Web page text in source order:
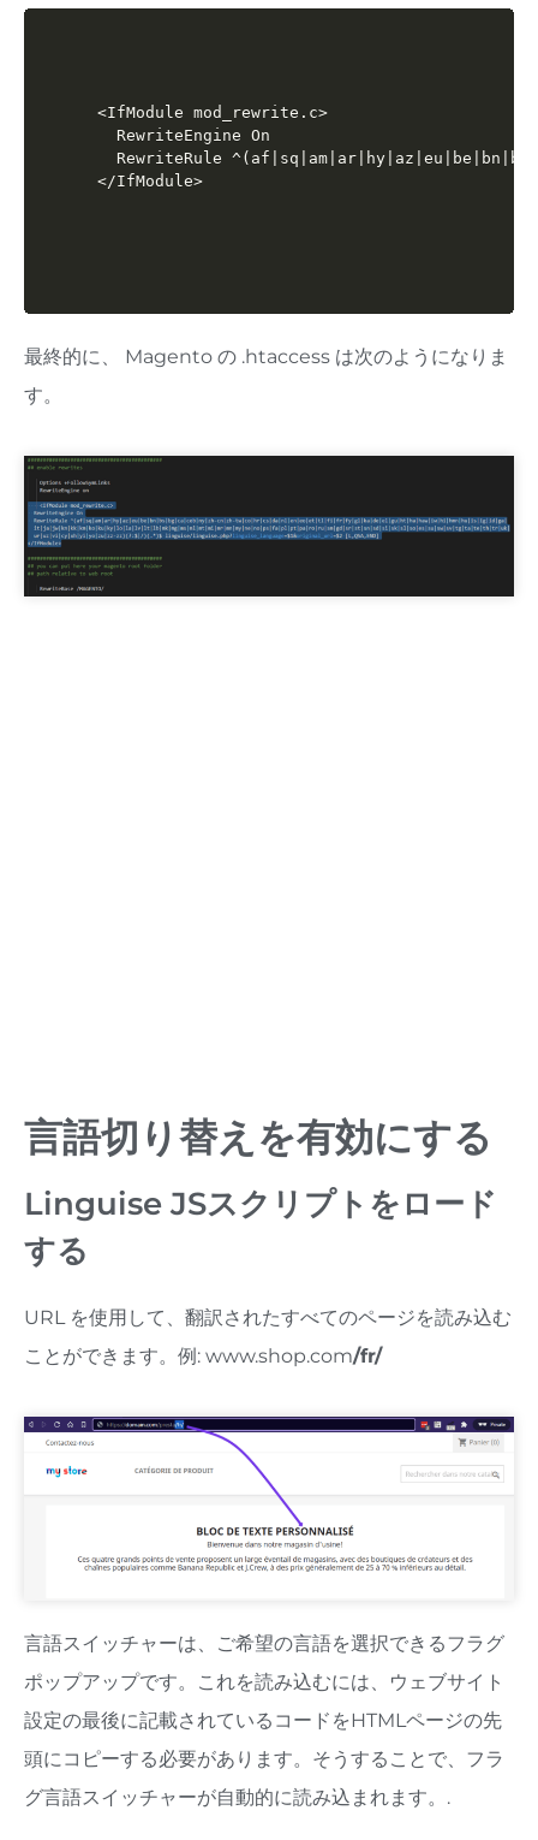
<IfModule mod_rewrite.c>
  RewriteEngine On
RewriteRule
</IfModule>
最終的に、 Magento の .htaccess は次のようになりま
す。
言語切り替えを有効にする
Linguise JSスクリプトをロード
する
URL を使用して、翻訳されたすべてのページを読み込む
ことができます。例: www.shop.com/fr/
言語スイッチャーは、ご希望の言語を選択できるフラグ
ポップアップです。これを読み込むには、ウェブサイト
設定の最後に記載されているコードをHTMLページの先
頭にコピーする必要があります。そうすることで、フラ
グ言語スイッチャーが自動的に読み込まれます。.